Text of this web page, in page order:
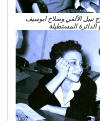
نبيل الألفي وصلاح ابوسيف
المستطيلة